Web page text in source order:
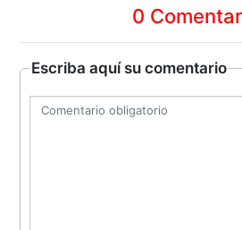
0
Escriba aquí su comentario